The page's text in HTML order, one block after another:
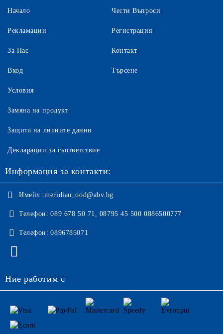
Начало
Рекламации
За Нас
Вход
Чести Въпроси
Регистрация
Контакт
Търсене
Условия
Замяна на продукт
Защита на личните данни
Декларации за съответствие
Информация за контакти:
Имейл: meridian_ood@abv.bg
Телефон: 089 678 50 71, 08795 45 500 0886500777
Телефон: 0896785071
Ние работим с